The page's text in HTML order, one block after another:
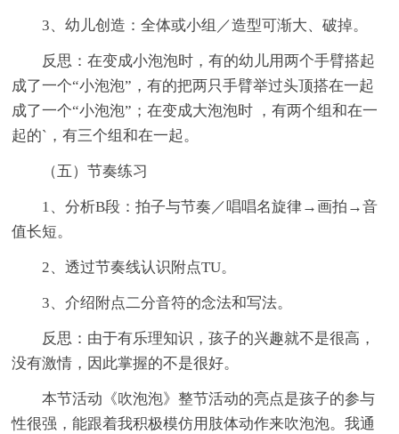
3、幼儿创造：全体或小组／造型可渐大、破掉。
反思：在变成小泡泡时，有的幼儿用两个手臂搭起
成了一个“小泡泡”，有的把两只手臂举过头顶搭在一起
成了一个“小泡泡”；在变成大泡泡时 ，有两个组和在一
起的`，有三个组和在一起。
（五）节奏练习
1、分析B段：拍子与节奏／唱唱名旋律→画拍→音
值长短。
2、透过节奏线认识附点TU。
3、介绍附点二分音符的念法和写法。
反思：由于有乐理知识，孩子的兴趣就不是很高，
没有激情，因此掌握的不是很好。
本节活动《吹泡泡》整节活动的亮点是孩子的参与
性很强，能跟着我积极模仿用肢体动作来吹泡泡。我通